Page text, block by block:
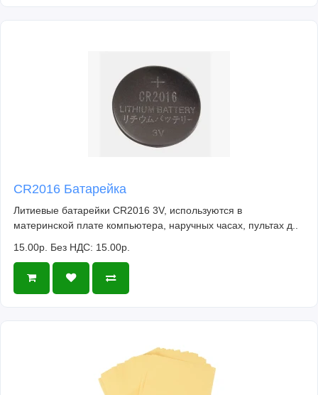
CR2016 Батарейка
Литиевые батарейки CR2016 3V, используются в
материнской плате компьютера, наручных часах, пультах д..
15.00р. Без НДС: 15.00р.